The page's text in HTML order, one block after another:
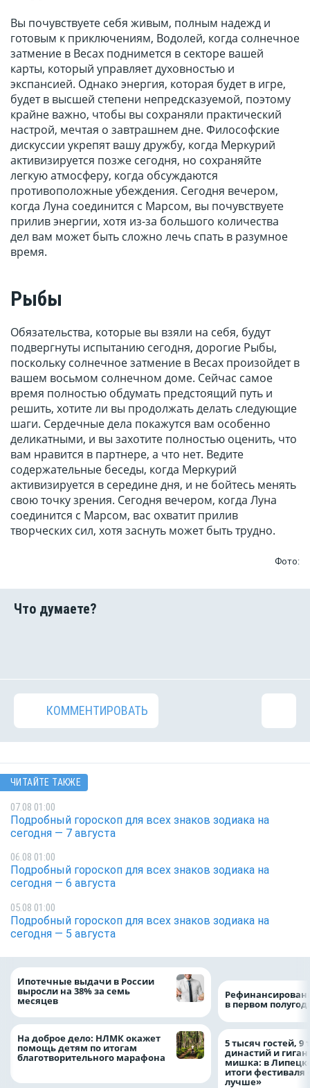
Вы почувствуете себя живым, полным надежд и
готовым к приключениям, Водолей, когда солнечное
затмение в Весах поднимется в секторе вашей
карты, который управляет духовностью и
экспансией. Однако энергия, которая будет в игре,
будет в высшей степени непредсказуемой, поэтому
крайне важно, чтобы вы сохраняли практический
настрой, мечтая о завтрашнем дне. Философские
дискуссии укрепят вашу дружбу, когда Меркурий
активизируется позже сегодня, но сохраняйте
легкую атмосферу, когда обсуждаются
противоположные убеждения. Сегодня вечером,
когда Луна соединится с Марсом, вы почувствуете
прилив энергии, хотя из-за большого количества
дел вам может быть сложно лечь спать в разумное
время.
Рыбы
Обязательства, которые вы взяли на себя, будут
подвергнуты испытанию сегодня, дорогие Рыбы,
поскольку солнечное затмение в Весах произойдет в
вашем восьмом солнечном доме. Сейчас самое
время полностью обдумать предстоящий путь и
решить, хотите ли вы продолжать делать следующие
шаги. Сердечные дела покажутся вам особенно
деликатными, и вы захотите полностью оценить, что
вам нравится в партнере, а что нет. Ведите
содержательные беседы, когда Меркурий
активизируется в середине дня, и не бойтесь менять
свою точку зрения. Сегодня вечером, когда Луна
соединится с Марсом, вас охватит прилив
творческих сил, хотя заснуть может быть трудно.
Фото:
КОММЕНТИРОВАТЬ
ЧИТАЙТЕ ТАКЖЕ
07.08 01:00
Подробный гороскоп для всех знаков зодиака на
сегодня — 7 августа
06.08 01:00
Подробный гороскоп для всех знаков зодиака на
сегодня — 6 августа
05.08 01:00
Подробный гороскоп для всех знаков зодиака на
сегодня — 5 августа
Ипотечные выдачи в России
выросли на 38% за семь
месяцев
На доброе дело: НЛМК окажет
помощь детям по итогам
благотворительного марафона
в первом
5 тысяч гостей, 9
династий и
мишка: в
итоги фестиваля
лучше»